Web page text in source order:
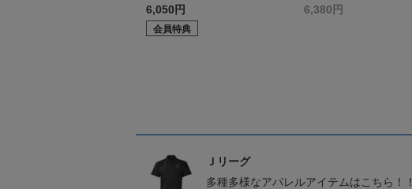
6,050円
会員特典
6,380円
Ｊリーグ
多種多様なアパレルアイテムはこちら！！